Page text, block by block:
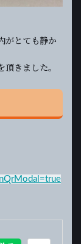
がとても静か
きました。